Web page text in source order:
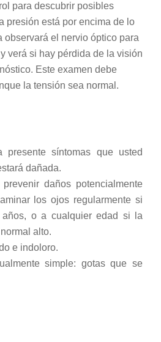
para descubrir posibles
presión está por encima de lo
observará el nervio óptico para
verá si hay pérdida de la visión
Este examen debe
la tensión sea normal.
presente síntomas que usted
dañada.
daños potencialmente
los ojos regularmente si
o a cualquier edad si la
alto.
e indoloro.
simple: gotas que se